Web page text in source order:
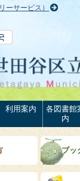
ーサービス）
利用案内
各図書館
内
ブ